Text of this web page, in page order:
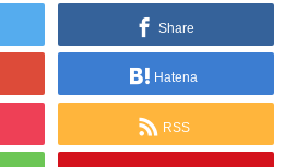
Share
Hatena
RSS